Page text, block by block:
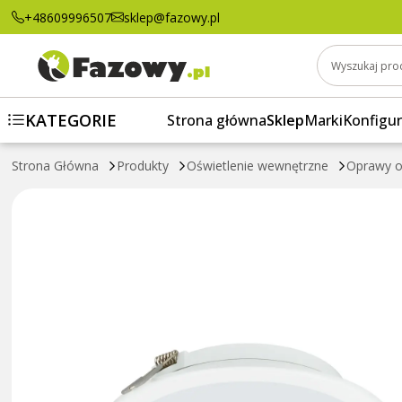
+48609996507 sklep@fazowy.pl
Wyszukaj
KATEGORIE Strona głównaSklepMarki
Strona Główna Produkty Oświetlenie wewnętrzne Oprawy
Oprawa downlight DN065B LED10S/840